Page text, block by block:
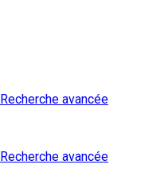
Recherche avancée
Recherche avancée